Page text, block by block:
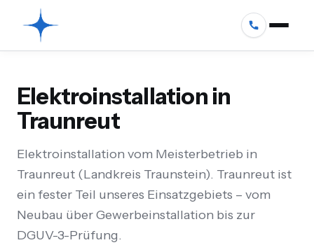
Elektroinstallation in
Traunreut
Elektroinstallation vom Meisterbetrieb in
Traunreut (Landkreis Traunstein). Traunreut ist
ein fester Teil unseres Einsatzgebiets – vom
Neubau über Gewerbeinstallation bis zur
DGUV-3-Prüfung.